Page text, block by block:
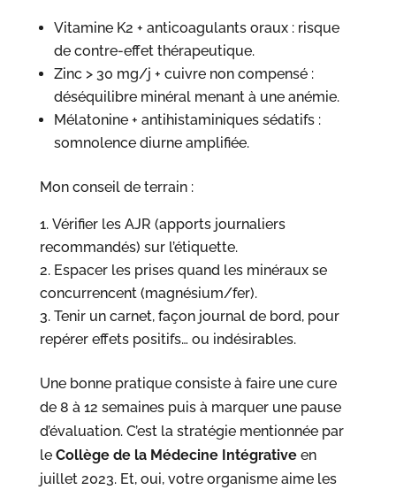
Vitamine K2 + anticoagulants oraux : risque
de contre-effet thérapeutique.
Zinc > 30 mg/j + cuivre non compensé :
déséquilibre minéral menant à une anémie.
Mélatonine + antihistaminiques sédatifs :
somnolence diurne amplifiée.
Mon conseil de terrain :
Vérifier les AJR (apports journaliers
recommandés) sur l’étiquette.
Espacer les prises quand les minéraux se
concurrencent (magnésium/fer).
Tenir un carnet, façon journal de bord, pour
repérer effets positifs… ou indésirables.
Une bonne pratique consiste à faire une cure
de 8 à 12 semaines puis à marquer une pause
d’évaluation. C’est la stratégie mentionnée par
le Collège de la Médecine Intégrativeen
juillet 2023. Et, oui, votre organisme aime les